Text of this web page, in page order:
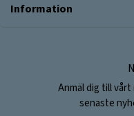
Information
Anmäl dig till
senaste